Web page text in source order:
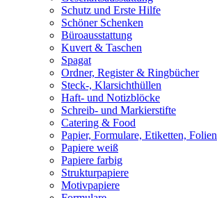
Schutz und Erste Hilfe
Schöner Schenken
Büroausstattung
Kuvert & Taschen
Spagat
Ordner, Register & Ringbücher
Steck-, Klarsichthüllen
Haft- und Notizblöcke
Schreib- und Markierstifte
Catering & Food
Papier, Formulare, Etiketten, Folien
Papiere weiß
Papiere farbig
Strukturpapiere
Motivpapiere